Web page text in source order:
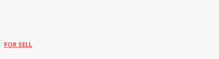
FOR SELL